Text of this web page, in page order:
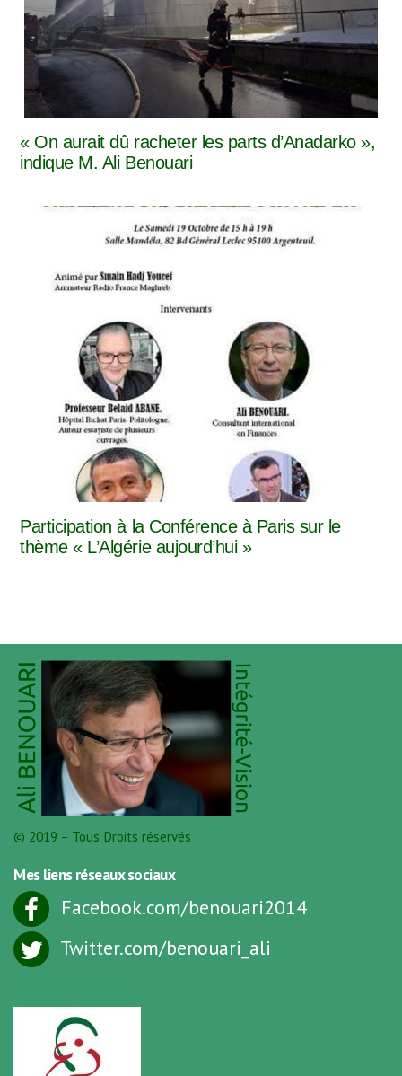
« On aurait dû racheter les parts d’Anadarko »,
indique M. Ali Benouari
Participation à la Conférence à Paris sur le
thème « L’Algérie aujourd’hui »
© 2019 – Tous Droits réservés
Mes liens réseaux sociaux
Facebook.com/benouari2014
Twitter.com/benouari_ali